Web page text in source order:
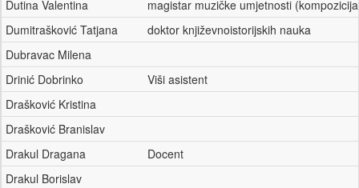
Dutina Valentina
magistar muzičke umjetnosti
Dumitrašković Tatjana
doktor književnoistorijskih nauka
Dubravac Milena
Drinić Dobrinko
Viši asistent
Drašković Kristina
Drašković Branislav
Drakul Dragana
Docent
Drakul Borislav